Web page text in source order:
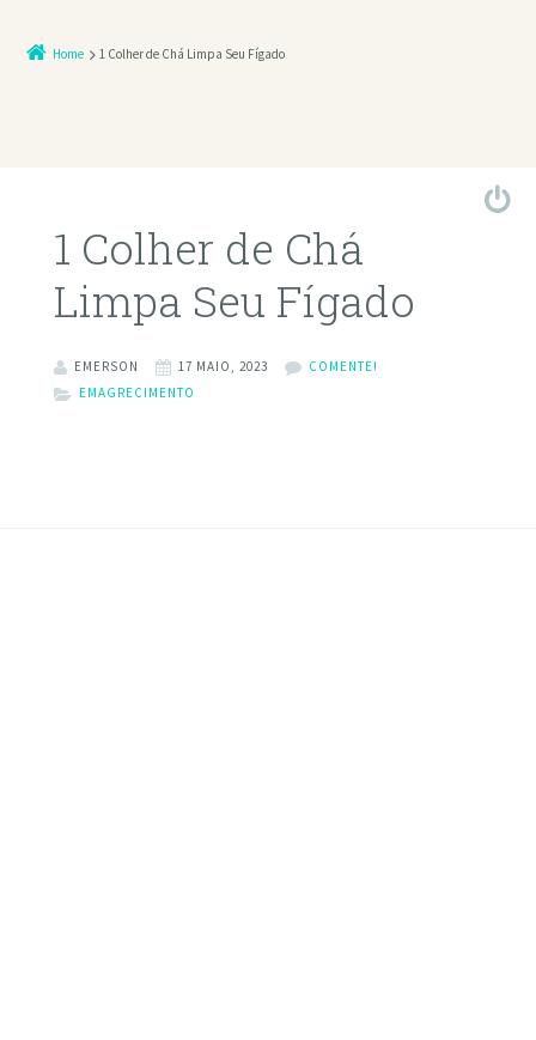
Home 1 Colher de Chá Limpa Seu Fígado
1 Colher de Chá
Limpa Seu Fígado
EMERSON 17 MAIO, 2023
COMENTE!
EMAGRECIMENTO